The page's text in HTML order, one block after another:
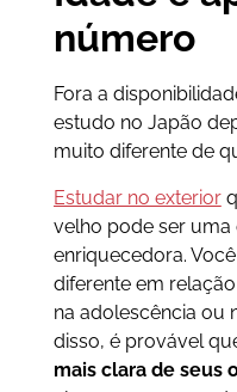
número
Fora a
estudo no Japão
muito diferente de
Estudar no exterior
velho pode ser uma
enriquecedora.
diferente em
na adolescência ou
disso, é provável
mais clara de seus